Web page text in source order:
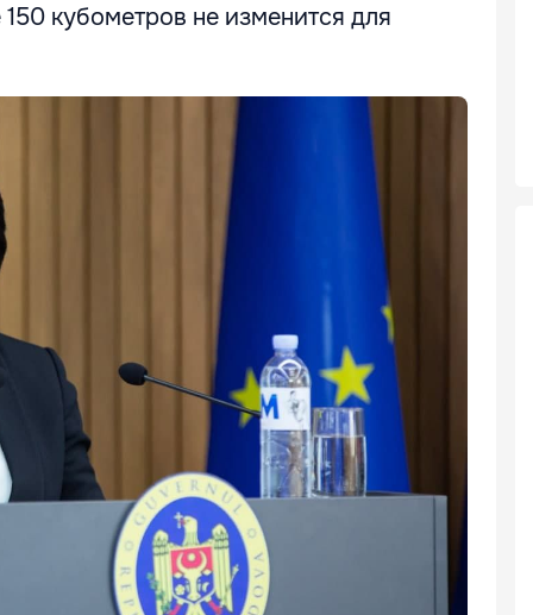
кубометров не изменится для